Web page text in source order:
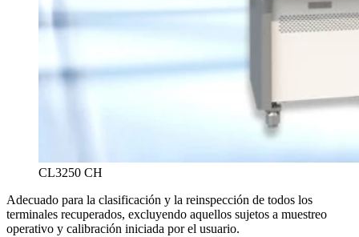
CL3250 CH
Adecuado para la clasificación y la reinspección de todos los
terminales recuperados, excluyendo aquellos sujetos a muestreo
operativo y calibración iniciada por el usuario.